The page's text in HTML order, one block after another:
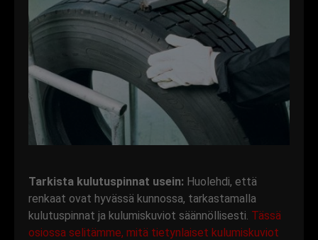
Tarkista kulutuspinnat usein: Huolehdi, että
renkaat ovat hyvässä kunnossa, tarkastamalla
kulutuspinnat ja kulumiskuviot säännöllisesti. Tässä
osiossa selitämme, mitä tietynlaiset kulumiskuviot